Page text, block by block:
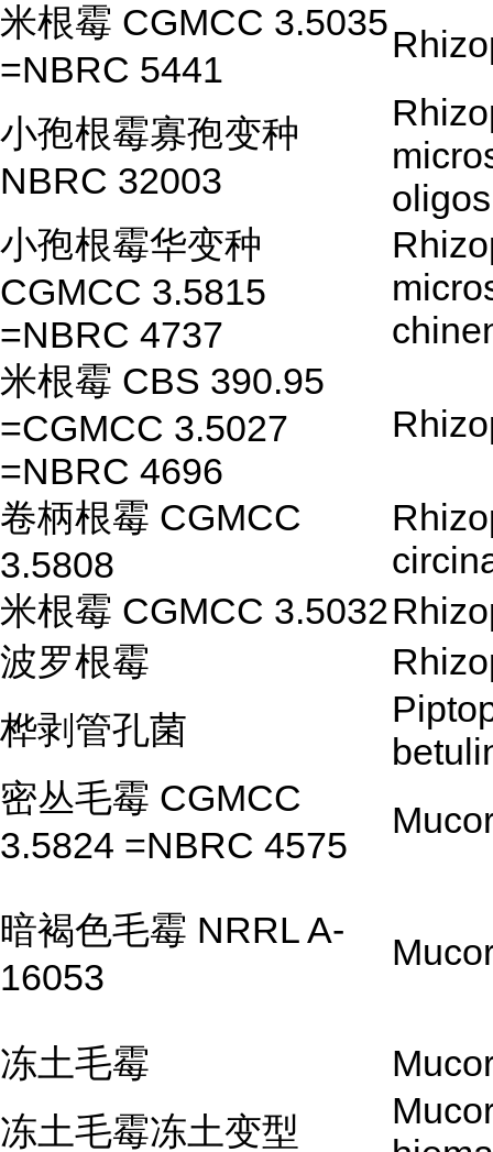
米根霉 CGMCC 3.5035
=NBRC 5441
小孢根霉寡孢变种
NBRC 32003
小孢根霉华变种
CGMCC 3.5815
=NBRC 4737
米根霉 CBS 390.95
=CGMCC 3.5027
=NBRC 4696
卷柄根霉 CGMCC
3.5808
米根霉 CGMCC 3.5032
波罗根霉
桦剥管孔菌
密丛毛霉 CGMCC
3.5824 =NBRC 4575
暗褐色毛霉 NRRL A-
16053
冻土毛霉
冻土毛霉冻土变型